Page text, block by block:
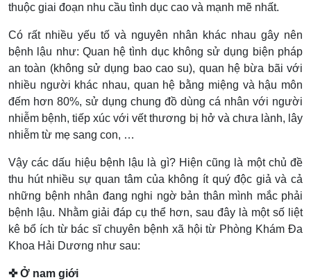
thuộc giai đoạn nhu cầu tình dục cao và mạnh mẽ nhất.
Có rất nhiều yếu tố và nguyên nhân khác nhau gây nên
bệnh lậu như: Quan hệ tình dục không sử dụng biện pháp
an toàn (không sử dụng bao cao su), quan hệ bừa bãi với
nhiều người khác nhau, quan hệ bằng miệng và hậu môn
đếm hơn 80%, sử dụng chung đồ dùng cá nhân với người
nhiễm bệnh, tiếp xúc với vết thương bị hở và chưa lành, lây
nhiễm từ mẹ sang con, …
Vậy các dấu hiệu bệnh lậu là gì? Hiện cũng là một chủ đề
thu hút nhiều sự quan tâm của không ít quý độc giả và cả
những bệnh nhân đang nghi ngờ bản thân mình mắc phải
bệnh lậu. Nhằm giải đáp cụ thể hơn, sau đây là một số liệt
kê bổ ích từ bác sĩ chuyên bệnh xã hội từ Phòng Khám Đa
Khoa Hải Dương như sau:
✜ Ở nam giới